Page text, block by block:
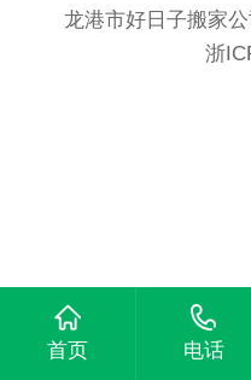
龙港市好日子搬家
浙
首页 电话